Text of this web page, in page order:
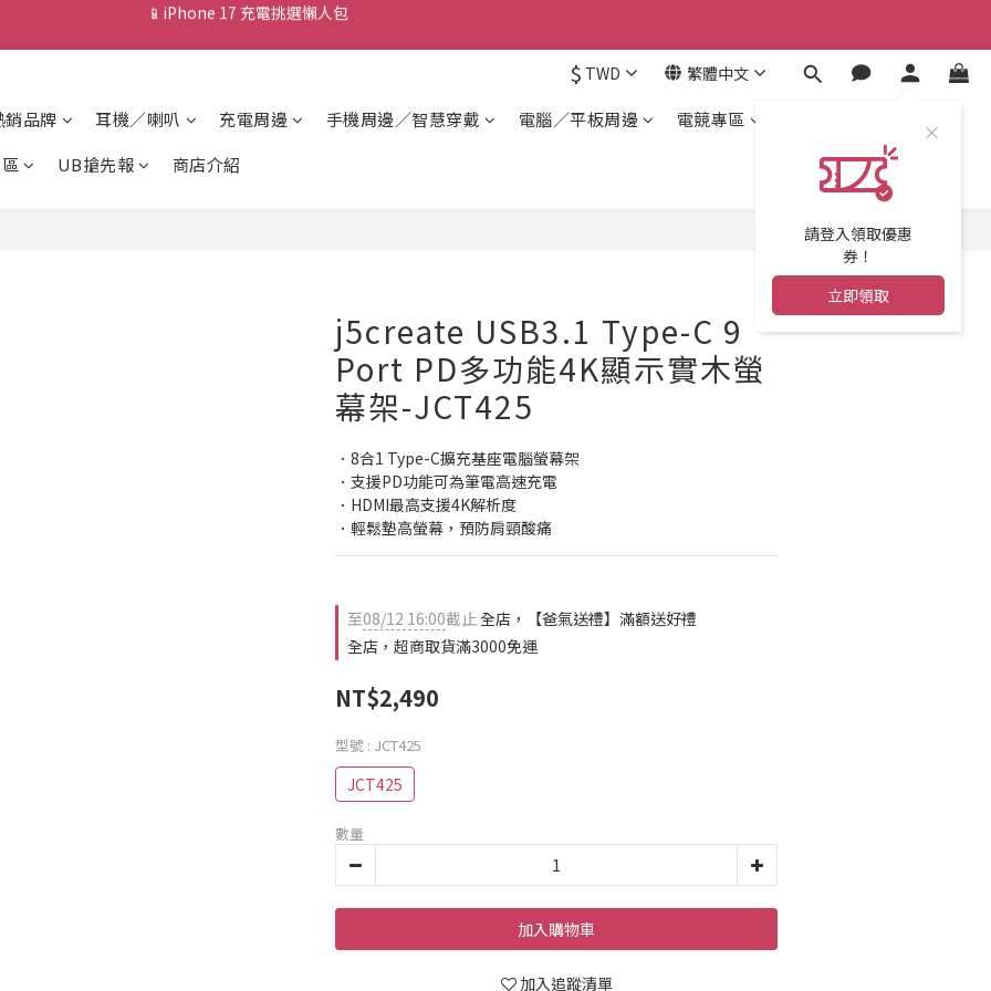
💰新會員送 $88 購物金
💰新會員送 $88 購物金
💰新會員送 $88 購物金
$ TWD 繁體中文
請登入領取優惠
券！
立即領取
銷品牌 耳機／喇叭 充電周邊 手機周邊／智慧穿戴 電腦／平板周邊
電競專區
UB搶先報 商店介紹
j5create USB3.1 Type-C 9
Port PD多功能4K顯示實木螢
幕架-JCT425
．8合1 Type-C擴充基座電腦螢幕架
．支援PD功能可為筆電高速充電
．HDMI最高支援4K解析度
．輕鬆墊高螢幕，預防肩頸酸痛
至08/12 16:00截止全店，【爸氣送禮】滿額送好禮
全店，超商取貨滿3000免運
NT$2,490
型號 : JCT425
JCT425
數量
加入購物車
加入追蹤清單